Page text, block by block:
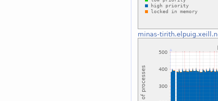
minas-